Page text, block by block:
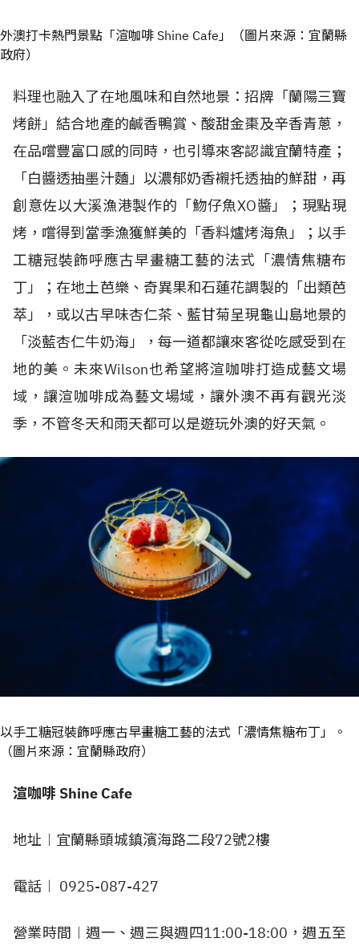
外澳打卡熱門景點「渲咖啡 Shine Cafe」（圖片來源：宜蘭縣
政府）
料理也融入了在地風味和自然地景：招牌「蘭陽三寶
烤餅」結合地產的鹹香鴨賞、酸甜金棗及辛香青蔥，
在品嚐豐富口感的同時，也引導來客認識宜蘭特產；
「白醬透抽墨汁麵」以濃郁奶香襯托透抽的鮮甜，再
創意佐以大溪漁港製作的「魩仔魚XO醬」；現點現
烤，嚐得到當季漁獲鮮美的「香料爐烤海魚」；以手
工糖冠裝飾呼應古早畫糖工藝的法式「濃情焦糖布
丁」；在地土芭樂、奇異果和石蓮花調製的「出類芭
萃」，或以古早味杏仁茶、藍甘菊呈現龜山島地景的
「淡藍杏仁牛奶海」，每一道都讓來客從吃感受到在
地的美。未來Wilson也希望將渲咖啡打造成藝文場
域，讓渲咖啡成為藝文場域，讓外澳不再有觀光淡
季，不管冬天和雨天都可以是遊玩外澳的好天氣。
以手工糖冠裝飾呼應古早畫糖工藝的法式「濃情焦糖布丁」。
（圖片來源：宜蘭縣政府）
渲咖啡 Shine Cafe
地址︱宜蘭縣頭城鎮濱海路二段72號2樓
電話︱ 0925-087-427
營業時間︱週一、週三與週四11:00-18:00，週五至